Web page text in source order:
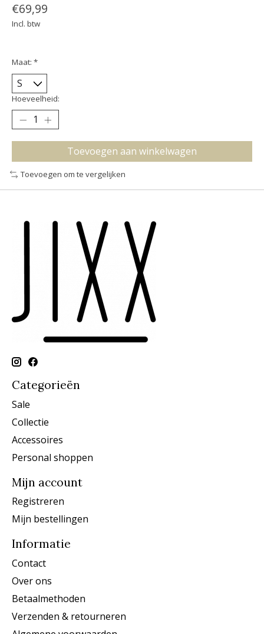
€69,99
Incl. btw
Maat: *
Hoeveelheid:
Toevoegen aan winkelwagen
Toevoegen om te vergelijken
Categorieën
Sale
Collectie
Accessoires
Personal shoppen
Mijn account
Registreren
Mijn bestellingen
Informatie
Contact
Over ons
Betaalmethoden
Verzenden & retourneren